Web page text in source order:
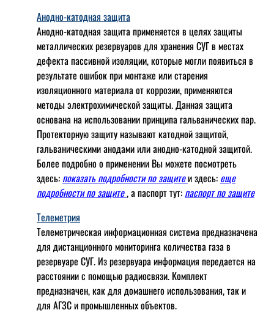
Анодно-катодная защита
Анодно-катодная защита применяется в целях защиты
металлических резервуаров для хранения СУГ в местах
дефекта пассивной изоляции, которые могли появиться в
результате ошибок при монтаже или старения
изоляционного материала от коррозии, применяются
методы электрохимической защиты. Данная защита
основана на использовании принципа гальванических пар.
Протекторную защиту называют катодной защитой,
гальваническими анодами или анодно-катодной защитой.
Более подробно о применении Вы можете посмотреть
здесь: показать подробности по защитеи здесь: еще
подробности по защите, а паспорт тут: паспорт по защите
Телеметрия
Телеметрическая информационная система предназначена
для дистанционного мониторинга количества газа в
резервуаре СУГ. Из резервуара информация передается на
расстоянии с помощью радиосвязи. Комплект
предназначен, как для домашнего использования, так и
для АГЗС и промышленных объектов.